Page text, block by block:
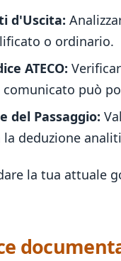
d'Uscita:
o ordinario.
ATECO:
comunicato può
del Passaggio:
deduzione
la tua attuale